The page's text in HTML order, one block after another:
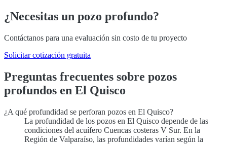
¿Necesitas un pozo profundo?
Contáctanos para una evaluación sin costo de tu proyecto
Solicitar cotización gratuita
Preguntas frecuentes sobre pozos
profundos en El Quisco
¿A qué profundidad se perforan pozos en El Quisco?
La profundidad de los pozos en El Quisco depende de las
condiciones del acuífero Cuencas costeras V Sur. En la
Región de Valparaíso, las profundidades varían según la